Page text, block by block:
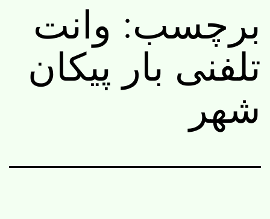
برچسب: وانت
تلفنی بار پیکان
شهر